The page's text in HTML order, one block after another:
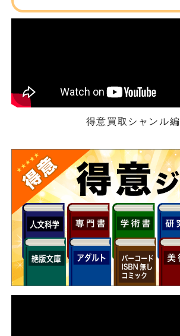
得意買取シャンル編